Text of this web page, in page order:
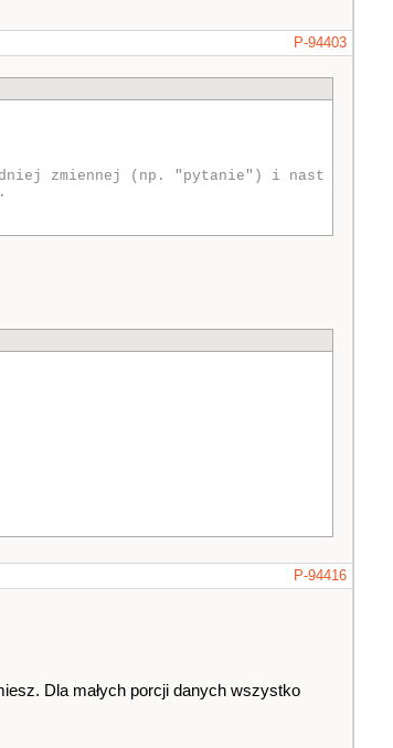
P-94403
zmiennej (np. "pytanie") i nast
P-94416
Dla małych porcji danych wszystko